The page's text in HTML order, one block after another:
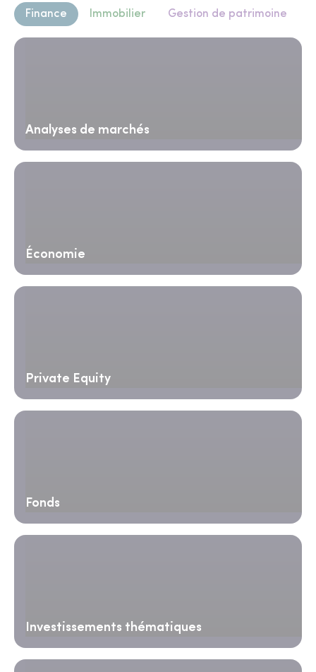
Finance Immobilier Gestion de patrimoine
Analyses de marchés
Économie
Private Equity
Fonds
Investissements thématiques